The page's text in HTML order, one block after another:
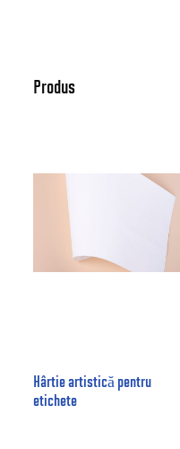
Produs
Hârtie artistică pentru
etichete